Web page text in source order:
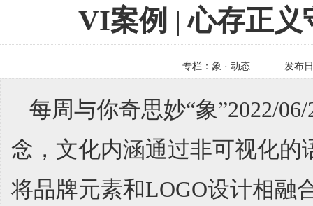
VI案例 | 心存正义
专栏： 象 · 动态 发布
每周与你奇思妙“象”2022/
念，文化内涵通过非可视化
将品牌元素和LOGO设计相融